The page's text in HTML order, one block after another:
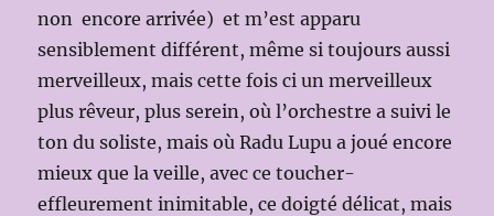
non encore arrivée) et m’est apparu
sensiblement différent, même si toujours aussi
merveilleux, mais cette fois ci un merveilleux
plus rêveur, plus serein, où l’orchestre a suivi le
ton du soliste, mais où Radu Lupu a joué encore
mieux que la veille, avec ce toucher-
effleurement inimitable, ce doigté délicat, mais